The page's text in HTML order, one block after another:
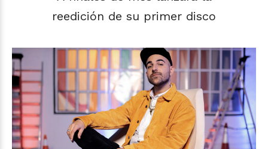
reedición de su primer disco